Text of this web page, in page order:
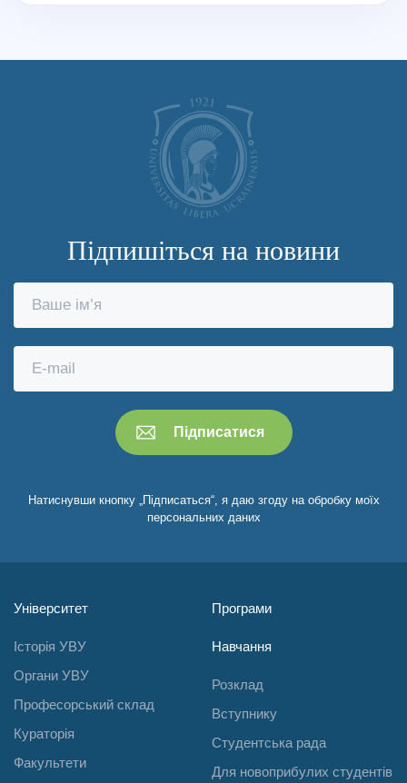
Підпишіться на новини
Натиснувши кнопку „Підписаться“, я даю згоду на обробку моїх
персональних даних
Університет
Історія УВУ
Органи УВУ
Професорський склад
Кураторія
Факультети
Програми
Навчання
Розклад
Вступнику
Студентська рада
Для новоприбулих студентів